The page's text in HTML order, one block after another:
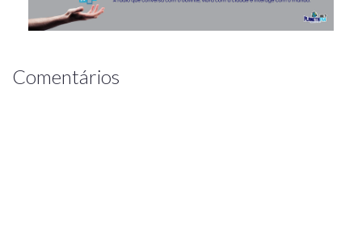
Comentários